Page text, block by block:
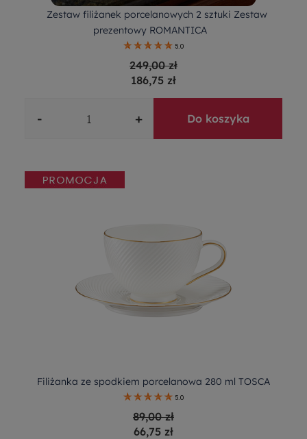
Zestaw filiżanek porcelanowych 2 sztuki Zestaw
prezentowy ROMANTICA
5.0
249,00 zł
186,75 zł
- + Do koszyka
Filiżanka ze spodkiem porcelanowa 280 ml TOSCA
5.0
89,00 zł
66,75 zł